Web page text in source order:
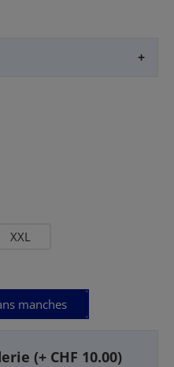
+
n'est pas disponible pour le
XXL
disponible pour le moment.)
manches
(+ CHF 10.00)